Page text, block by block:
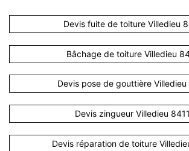
Devis fuite de toiture Villedieu
Bâchage de toiture Villedieu
Devis pose de gouttière Villedieu
Devis zingueur Villedieu
Devis réparation de toiture